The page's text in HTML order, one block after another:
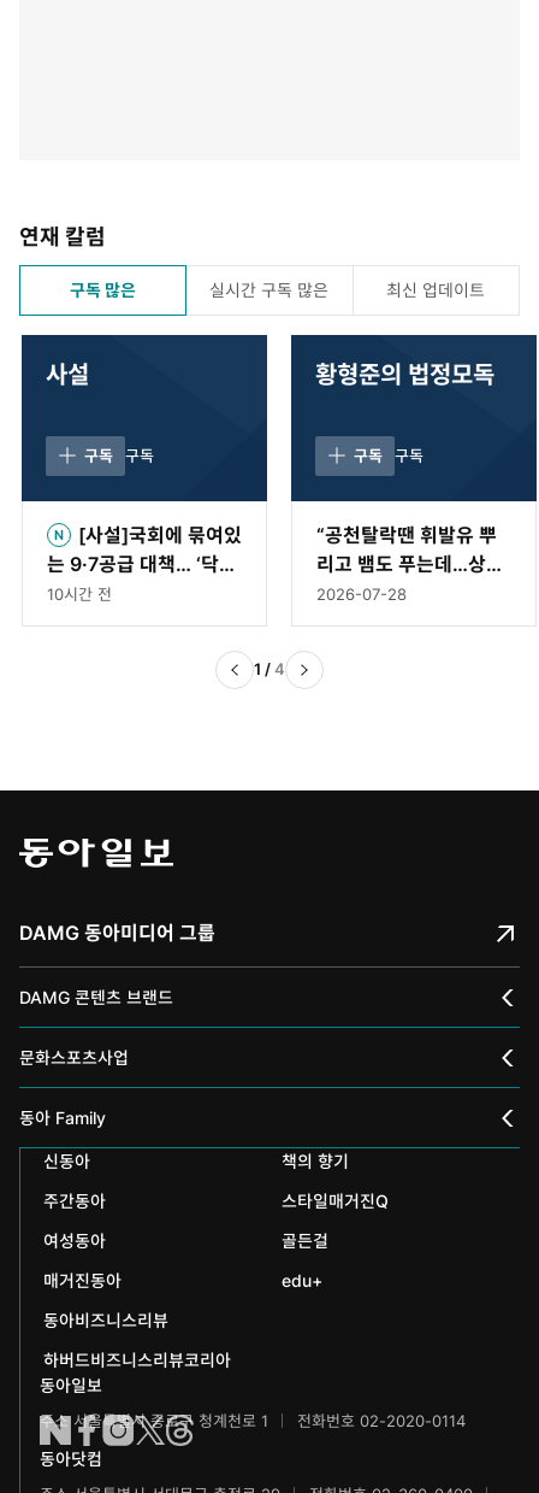
연재 칼럼
구독 많은 실시간 구독 많은 최신 업데이트
사설
구독 구독
[사설]국회에 묶여있
는 9·7공급 대책… ‘닥치
고’ 법안부터 처리해야
10시간 전
황형준의 법정모독
구독 구독
“공천탈락땐 휘발유 뿌
리고 뱀도 푸는데…상임
위 문제로 ‘멱살’은 이례
적” [황형준의 법정모독]
2026-07-28
1 /4
DAMG 동아미디어 그룹
DAMG 콘텐츠 브랜드
채널A
스포츠동아
어린이동아
에듀동아
어린이과학동아
수학동아
어린이수학동아
문화스포츠사업
동아 신춘문예
동아국악콩쿠르
동아뮤지컬콩쿠르
동아무용콩쿠르
동아주니어음악콩쿠르
동아주니어국악콩쿠르
동아마라톤
동아 Family
인촌기념회
신문박물관
화정평화재단
하서학술재단
신동아
책의 향기
주간동아
스타일매거진Q
여성동아
골든걸
매거진동아
edu+
동아비즈니스리뷰
하버드비즈니스리뷰코리아
동아일보
주소 서울특별시 종로구 청계천로 1 전화번호 02-2020-0114
동아닷컴